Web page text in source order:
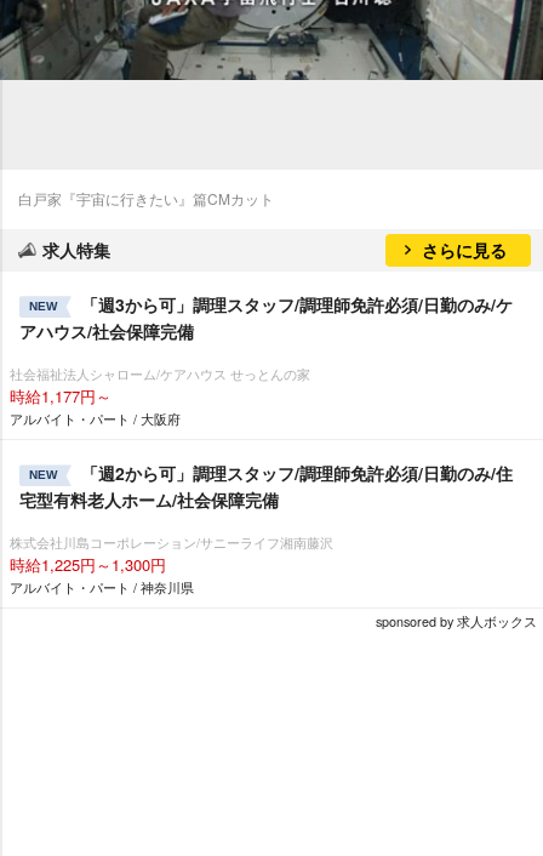
白戸家『宇宙に行きたい』篇CMカット
求人特集 さらに見る
NEW
「週3から可」調理スタッフ/調理師免許必須/日勤のみ/ケ
アハウス/社会保障完備
社会福祉法人シャローム/ケアハウス せっとんの家
時給1,177円～
アルバイト・パート / 大阪府
NEW
「週2から可」調理スタッフ/調理師免許必須/日勤のみ/住
宅型有料老人ホーム/社会保障完備
株式会社川島コーポレーション/サニーライフ湘南藤沢
時給1,225円～1,300円
アルバイト・パート / 神奈川県
sponsored by 求人ボックス